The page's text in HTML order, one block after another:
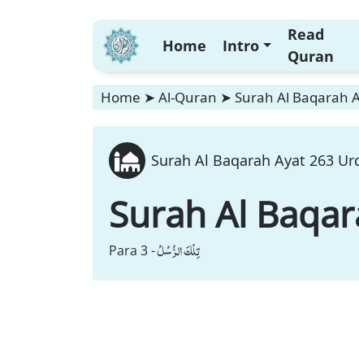
Home Intro
Read
Quran
Home ➤ Al-Quran ➤ Surah Al Baqarah
Surah Al Baqarah Ayat 263
Surah Al
Para 3 -تِلْكَ الرُّسُلُ